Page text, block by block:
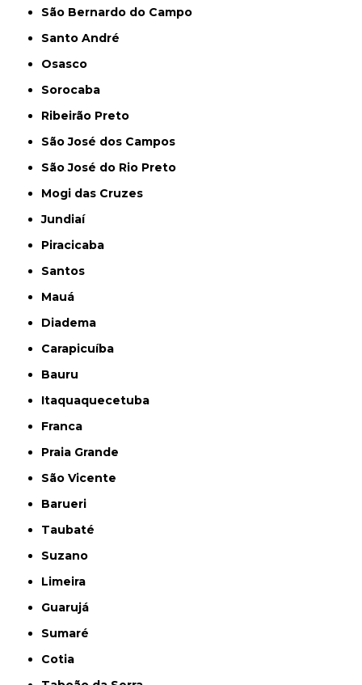
São Bernardo do Campo
Santo André
Osasco
Sorocaba
Ribeirão Preto
São José dos Campos
São José do Rio Preto
Mogi das Cruzes
Jundiaí
Piracicaba
Santos
Mauá
Diadema
Carapicuíba
Bauru
Itaquaquecetuba
Franca
Praia Grande
São Vicente
Barueri
Taubaté
Suzano
Limeira
Guarujá
Sumaré
Cotia